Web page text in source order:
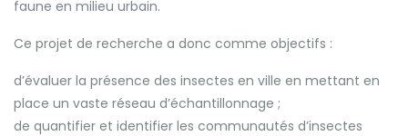
faune en milieu urbain.
Ce projet de recherche a donc comme objectifs :
d’évaluer la présence des insectes en ville en mettant en
place un vaste réseau d’échantillonnage ;
de quantifier et identifier les communautés d’insectes